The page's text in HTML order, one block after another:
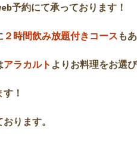
予約にて承っております！
２時間飲み放題付きコース も
アラカルト よりお料理をお選び
！
ります。